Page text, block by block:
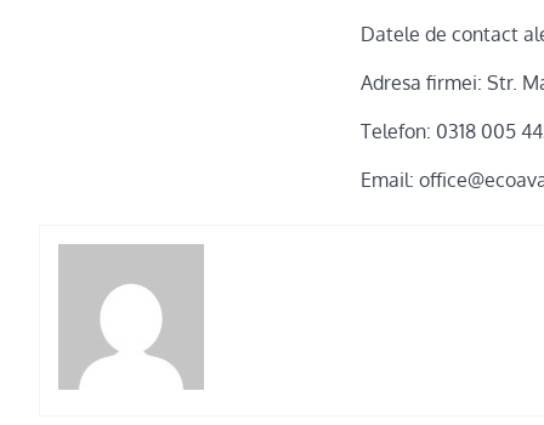
Datele de contact
Adresa firmei: Str.
Telefon: 0318 005
Email: